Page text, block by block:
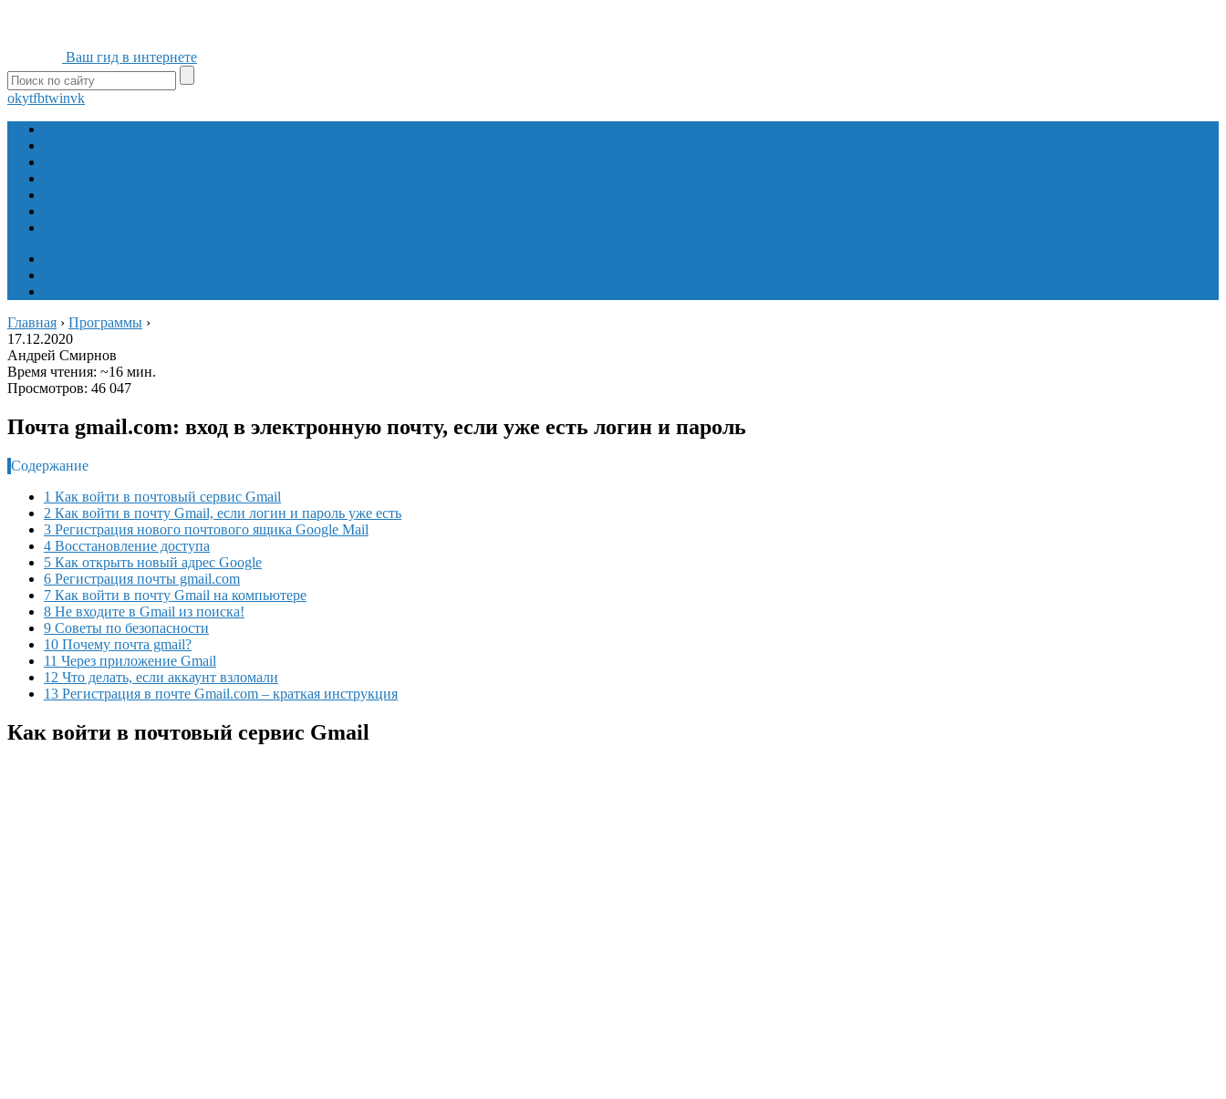
Ваш гид в интернете
okytfbtwinvk
Главная › Программы ›
17.12.2020
Андрей Смирнов
Время чтения: ~16 мин.
Просмотров: 46 047
Почта gmail.com: вход в электронную почту, если уже есть логин и пароль
Содержание
1 Как войти в почтовый сервис Gmail
2 Как войти в почту Gmail, если логин и пароль уже есть
3 Регистрация нового почтового ящика Google Mail
4 Восстановление доступа
5 Как открыть новый адрес Google
6 Регистрация почты gmail.com
7 Как войти в почту Gmail на компьютере
8 Не входите в Gmail из поиска!
9 Советы по безопасности
10 Почему почта gmail?
11 Через приложение Gmail
12 Что делать, если аккаунт взломали
13 Регистрация в почте Gmail.com – краткая инструкция
Как войти в почтовый сервис Gmail